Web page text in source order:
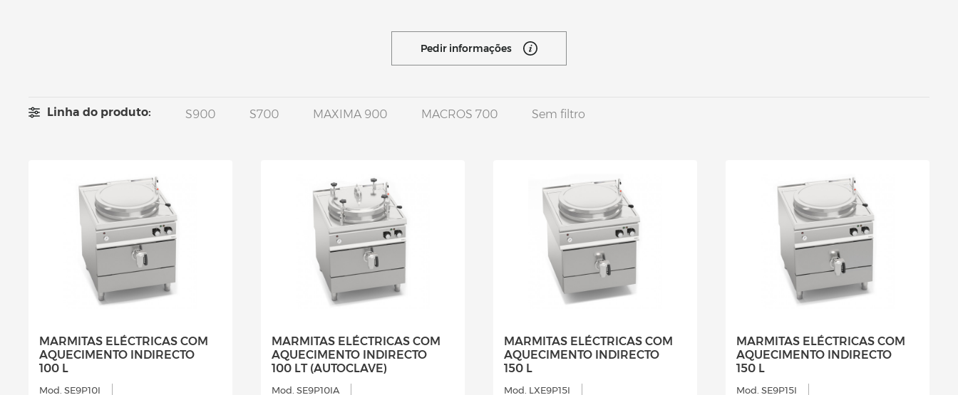
Pedir informações
Linha do produto: S900 S700 MAXIMA 900 MACROS 700 Sem filtro
MARMITAS ELÉCTRICAS COM
AQUECIMENTO INDIRECTO
100 L
Mod. SE9P10I
MARMITAS ELÉCTRICAS COM
AQUECIMENTO INDIRECTO
100 LT (AUTOCLAVE)
Mod. SE9P10IA
MARMITAS ELÉCTRICAS COM
AQUECIMENTO INDIRECTO
150 L
Mod. LXE9P15I
MARMITAS ELÉCTRICAS COM
AQUECIMENTO INDIRECTO
150 L
Mod. SE9P15I